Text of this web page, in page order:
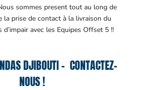
sommes present tout au long de
la prise de contact à la livraison du
d’impair avec les Equipes Offset 5 !!
DJIBOUTI – CONTACTEZ-
NOUS !